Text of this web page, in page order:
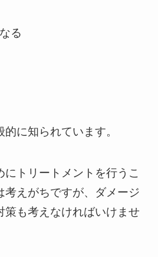
る
に知られています。
にトリートメントを行うこ
考えがちですが、ダメージ
策も考えなければいけませ